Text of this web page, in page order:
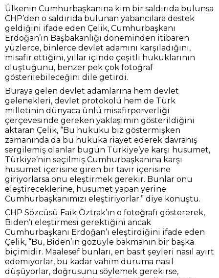
Ülkenin Cumhurbaşkanına kim bir saldırıda bulunsa
CHP’den o saldırıda bulunan yabancılara destek
geldiğini ifade eden Çelik, Cumhurbaşkanı
Erdoğan’ın Başbakanlığı döneminden itibaren
yüzlerce, binlerce devlet adamını karşıladığını,
misafir ettiğini, yıllar içinde çeşitli hukuklarının
oluştuğunu, benzer pek çok fotoğraf
gösterilebileceğini dile getirdi.
Buraya gelen devlet adamlarına hem devlet
gelenekleri, devlet protokolü hem de Türk
milletinin dünyaca ünlü misafirperverliği
çerçevesinde gereken yaklaşımın gösterildiğini
aktaran Çelik, “Bu hukuku biz göstermişken
zamanında da bu hukuka riayet ederek davranış
sergilemiş olanlar bugün Türkiye’ye karşı husumet,
Türkiye’nin seçilmiş Cumhurbaşkanına karşı
husumet içerisine giren bir tavır içerisine
giriyorlarsa onu eleştirmek gerekir. Bunlar onu
eleştireceklerine, husumet yapan yerine
Cumhurbaşkanımızı eleştiriyorlar.” diye konuştu.
CHP Sözcüsü Faik Öztrak’ın o fotoğrafı göstererek,
Biden’ı eleştirmesi gerektiğini ancak
Cumhurbaşkanı Erdoğan’ı eleştirdiğini ifade eden
Çelik, “Bu, Biden’ın gözüyle bakmanın bir başka
biçimidir. Maalesef bunları, en basit şeyleri nasıl ayırt
edemiyorlar, bu kadar vahim duruma nasıl
düşüyorlar, doğrusunu söylemek gerekirse,